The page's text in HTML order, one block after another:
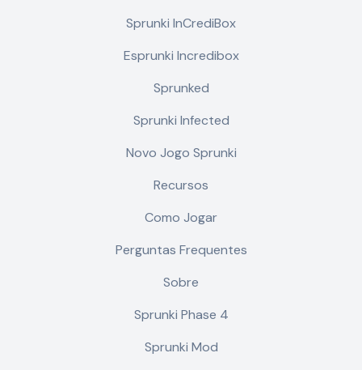
Sprunki InCrediBox
Esprunki Incredibox
Sprunked
Sprunki Infected
Novo Jogo Sprunki
Recursos
Como Jogar
Perguntas Frequentes
Sobre
Sprunki Phase 4
Sprunki Mod